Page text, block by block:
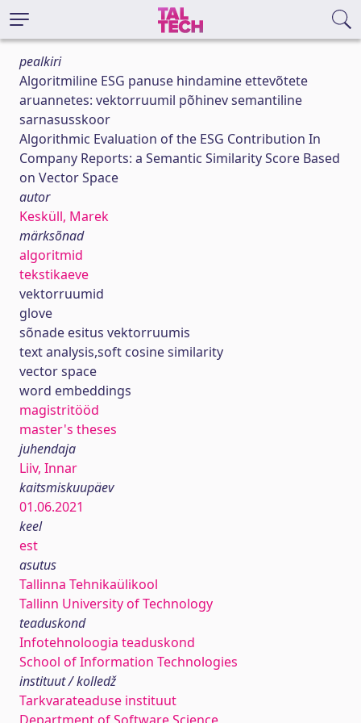
pealkiri
Algoritmiline ESG panuse hindamine ettevõtete
aruannetes: vektorruumil põhinev semantiline
sarnasusskoor
Algorithmic Evaluation of the ESG Contribution In
Company Reports: a Semantic Similarity Score Based
on Vector Space
autor
Kesküll, Marek
märksõnad
algoritmid
tekstikaeve
vektorruumid
glove
sõnade esitus vektorruumis
text analysis,soft cosine similarity
vector space
word embeddings
magistritööd
master's theses
juhendaja
Liiv, Innar
kaitsmiskuupäev
01.06.2021
keel
est
asutus
Tallinna Tehnikaülikool
Tallinn University of Technology
teaduskond
Infotehnoloogia teaduskond
School of Information Technologies
instituut / kolledž
Tarkvarateaduse instituut